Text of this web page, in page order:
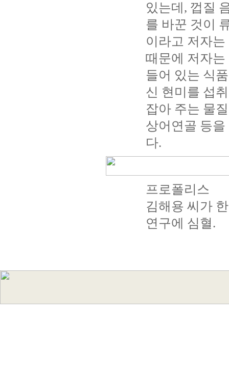
있는데, 껍질
를 바꾼 것이
이라고 저자
때문에 저자
들어 있는 식
신 현미를 섭
잡아 주는 물
상어연골 등
다.
프로폴리스
김해용 씨가
연구에 심혈.